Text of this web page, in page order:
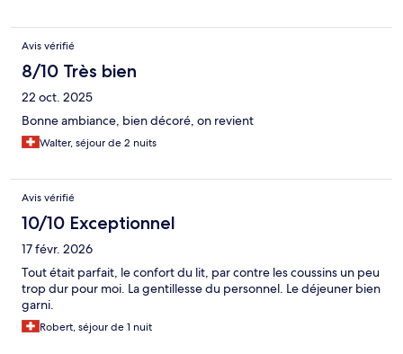
Avis vérifié
8/10 Très bien
22 oct. 2025
Bonne ambiance, bien décoré, on revient
Walter, séjour de 2 nuits
Avis vérifié
10/10 Exceptionnel
17 févr. 2026
Tout était parfait, le confort du lit, par contre les coussins un peu
trop dur pour moi. La gentillesse du personnel. Le déjeuner bien
garni.
Robert, séjour de 1 nuit